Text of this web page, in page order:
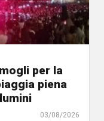
per la
piena
03/08/2026